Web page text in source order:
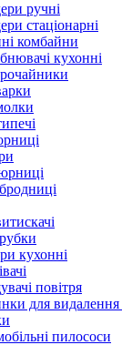
ручні
стаціонарні
комбайни
кухонні
кухонні
повітря
для видалення
пилососи